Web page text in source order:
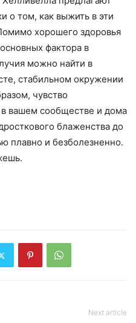
о том, как выжить в эти
хорошего здоровья
фактора в
можно найти в
стабильном окружении
чувство
вашем сообществе и дома
блаженства до
плавно и безболезненно.
Next article